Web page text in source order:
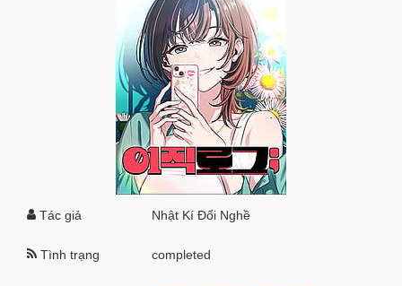
Tác giả Nhật Kí Đổi Nghề
Tình trạng completed